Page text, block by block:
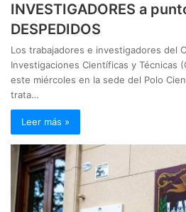
INVESTIGADORES a
DESPEDIDOS
Los trabajadores e investigadores del
Investigaciones Científicas y Técnicas
este miércoles en la sede del Polo
trata…
Leer más »